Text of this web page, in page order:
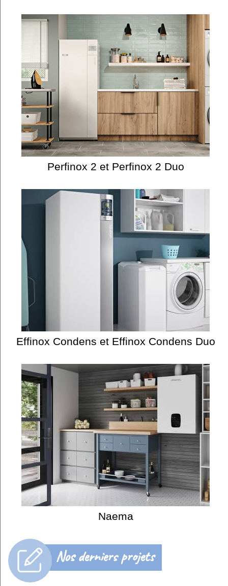
Perfinox 2 et Perfinox 2 Duo
Effinox Condens et Effinox Condens Duo
Naema
Nos derniers projets